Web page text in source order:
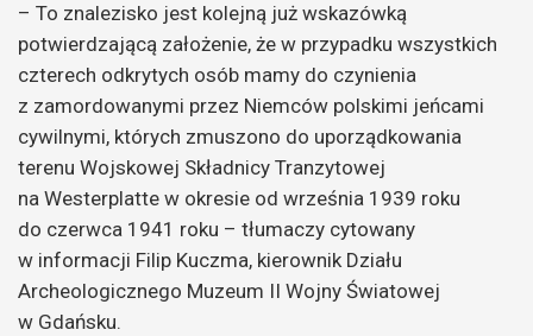
– To znalezisko jest kolejną już wskazówką
potwierdzającą założenie, że w przypadku wszystkich
czterech odkrytych osób mamy do czynienia
z zamordowanymi przez Niemców polskimi jeńcami
cywilnymi, których zmuszono do uporządkowania
terenu Wojskowej Składnicy Tranzytowej
na Westerplatte w okresie od września 1939 roku
do czerwca 1941 roku – tłumaczy cytowany
w informacji Filip Kuczma, kierownik Działu
Archeologicznego Muzeum II Wojny Światowej
w Gdańsku.